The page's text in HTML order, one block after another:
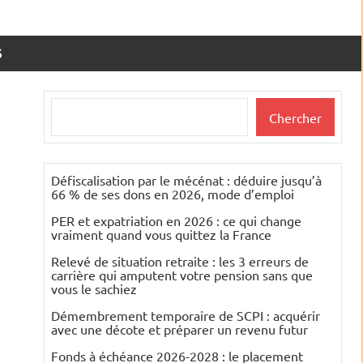
Chercher
Défiscalisation par le mécénat : déduire jusqu’à
66 % de ses dons en 2026, mode d’emploi
PER et expatriation en 2026 : ce qui change
vraiment quand vous quittez la France
Relevé de situation retraite : les 3 erreurs de
carrière qui amputent votre pension sans que
vous le sachiez
Démembrement temporaire de SCPI : acquérir
avec une décote et préparer un revenu futur
Fonds à échéance 2026-2028 : le placement